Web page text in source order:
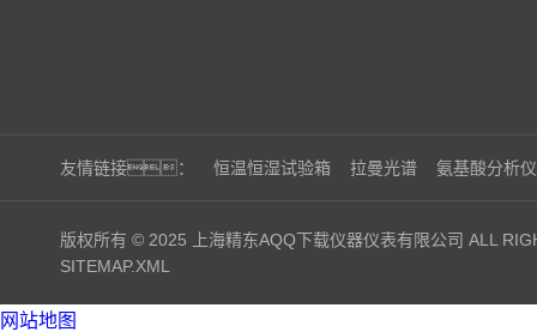
友情链接： 恒温恒湿试验箱 拉曼光谱 氨基酸分析仪
版权所有 © 2025 上海精东AQQ下载仪器仪表有限公司 ALL
SITEMAP.XML
网站地图